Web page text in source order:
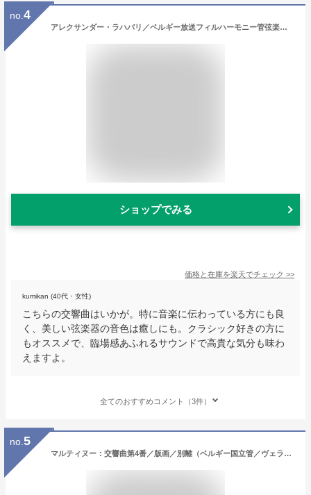
no. 4
アレクサンダー・ラハバリ／ベルギー放送フィルハーモニー管弦楽団 / ベスト・オブ クラシックス 19 ブラームス： 交響曲第3番、悲劇的序曲 [CD]
ショップでみる
価格と在庫を楽天でチェック >>
kumikan (40代・女性)
こちらの交響曲はいかが。特に音楽に伝わっている方にも良
く、美しい弦楽器の音色は癒しにも。クラシック好きの方に
もオススメで、臨場感あふれるサウンドで高貴な気分も味わ
えますよ。
全てのおすすめコメント（3件）
no. 5
マルティヌー：交響曲第4番／版画／別離（ベルギー国立管／ヴェラー）